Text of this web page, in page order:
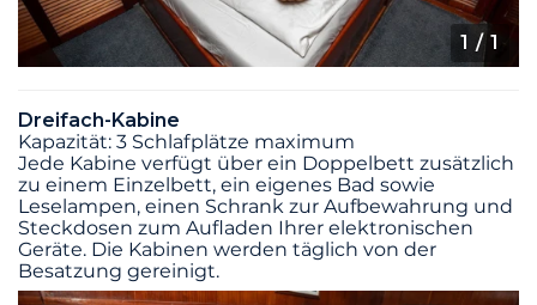
1 / 1
Dreifach-Kabine
Kapazität: 3 Schlafplätze maximum
Jede Kabine verfügt über ein Doppelbett zusätzlich
zu einem Einzelbett, ein eigenes Bad sowie
Leselampen, einen Schrank zur Aufbewahrung und
Steckdosen zum Aufladen Ihrer elektronischen
Geräte. Die Kabinen werden täglich von der
Besatzung gereinigt.